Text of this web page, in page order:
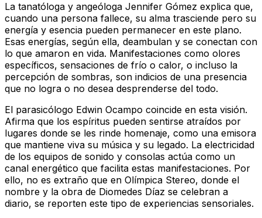
La tanatóloga y angeóloga Jennifer Gómez explica que,
cuando una persona fallece, su alma trasciende pero su
energía y esencia pueden permanecer en este plano.
Esas energías, según ella, deambulan y se conectan con
lo que amaron en vida. Manifestaciones como olores
específicos, sensaciones de frío o calor, o incluso la
percepción de sombras, son indicios de una presencia
que no logra o no desea desprenderse del todo.
El parasicólogo Edwin Ocampo coincide en esta visión.
Afirma que los espíritus pueden sentirse atraídos por
lugares donde se les rinde homenaje, como una emisora
que mantiene viva su música y su legado. La electricidad
de los equipos de sonido y consolas actúa como un
canal energético que facilita estas manifestaciones. Por
ello, no es extraño que en Olímpica Stereo, donde el
nombre y la obra de Diomedes Díaz se celebran a
diario, se reporten este tipo de experiencias sensoriales.